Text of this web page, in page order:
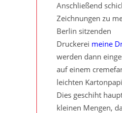
Anschließend
Zeichnungen zu
Berlin sitzenden
Druckerei meine
werden dann
auf einem
leichten
Dies geschiht
kleinen Mengen,